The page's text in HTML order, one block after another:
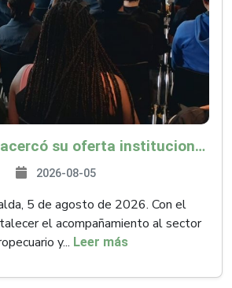
ICA Risaralda acercó su oferta institucional a productores y emprendedores en Expocamello
2026-08-05
5 de agosto de 2026. Con el
el acompañamiento al sector
y... Leer más